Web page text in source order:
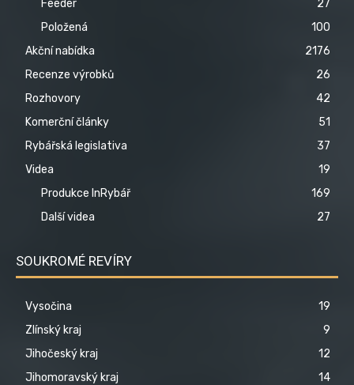
Feeder
27
Položená
100
Akční nabídka
2176
Recenze výrobků
26
Rozhovory
42
Komerční články
51
Rybářská legislativa
37
Videa
19
Produkce InRybář
169
Další videa
27
SOUKROMÉ REVÍRY
Vysočina
19
Zlínský kraj
9
Jihočeský kraj
12
Jihomoravský kraj
14